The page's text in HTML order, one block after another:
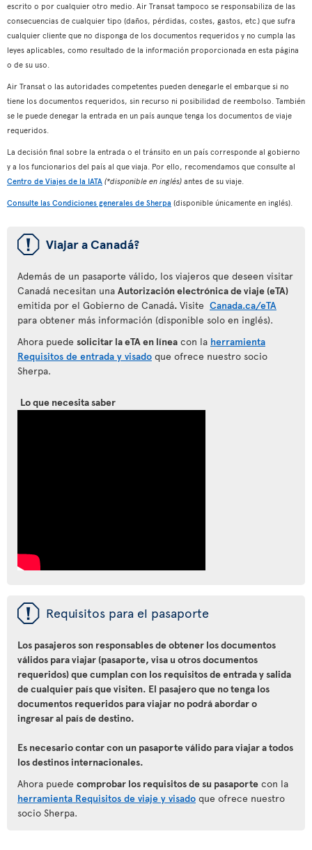
escrito o por cualquier otro medio. Air Transat tampoco se responsabiliza de las
consecuencias de cualquier tipo (daños, pérdidas, costes, gastos, etc.) que sufra
cualquier cliente que no disponga de los documentos requeridos y no cumpla las
leyes aplicables, como resultado de la información proporcionada en esta página
o de su uso.
Air Transat o las autoridades competentes pueden denegarle el embarque si no
tiene los documentos requeridos, sin recurso ni posibilidad de reembolso. También
se le puede denegar la entrada en un país aunque tenga los documentos de viaje
requeridos.
La decisión final sobre la entrada o el tránsito en un país corresponde al gobierno
y a los funcionarios del país al que viaja. Por ello, recomendamos que consulte al
Centro de Viajes de la IATA (*disponible en inglés) antes de su viaje.
Consulte las Condiciones generales de Sherpa (disponible únicamente en inglés).
ü Viajar a Canadá?
Además de un pasaporte válido, los viajeros que deseen visitar
Canadá necesitan una Autorización electrónica de viaje (eTA)
emitida por el Gobierno de Canadá. Visite Canada.ca/eTA
para obtener más información (disponible solo en inglés).
Ahora puede solicitar la eTA en línea con la herramienta
Requisitos de entrada y visado que ofrece nuestro socio
Sherpa.
Lo que necesita saber
ü Requisitos para el pasaporte
Los pasajeros son responsables de obtener los documentos
válidos para viajar (pasaporte, visa u otros documentos
requeridos) que cumplan con los requisitos de entrada y salida
de cualquier país que visiten. El pasajero que no tenga los
documentos requeridos para viajar no podrá abordar o
ingresar al país de destino.
Es necesario contar con un pasaporte válido para viajar a todos
los destinos internacionales.
Ahora puede comprobar los requisitos de su pasaporte con la
herramienta Requisitos de viaje y visado que ofrece nuestro
socio Sherpa.